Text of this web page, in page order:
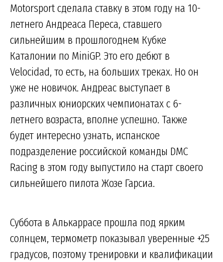
Motorsport сделала ставку в этом году на 10-
летнего Андреаса Переса, ставшего
сильнейшим в прошлогоднем Кубке
Каталонии по MiniGP. Это его дебют в
Velocidad, то есть, на больших треках. Но он
уже не новичок. Андреас выступает в
различных юниорских чемпионатах с 6-
летнего возраста, вполне успешно. Также
будет интересно узнать, испанское
подразделение российской команды DMC
Racing в этом году выпустило на старт своего
сильнейшего пилота Жозе Гарсиа.
Суббота в Алькаррасе прошла под ярким
солнцем, термометр показывал уверенные +25
градусов, поэтому тренировки и квалификации